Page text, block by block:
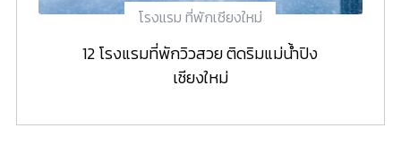
โรงแรม ที่พักเชียงใหม่
12 โรงแรมที่พักวิวสวย ติดริมแม่น้ำปิง
เชียงใหม่